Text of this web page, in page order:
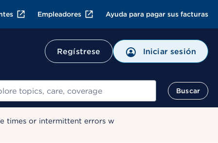
Empleadores Ayuda para pagar sus facturas
Regístrese Iniciar sesión
Buscar
times or intermittent errors w